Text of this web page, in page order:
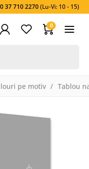
37 710 2270(Lu-Vi: 10 - 15)
0
pe motiv Tablou